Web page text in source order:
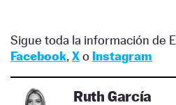
Sigue toda la información de
Facebook, Xo Instagram
Ruth García